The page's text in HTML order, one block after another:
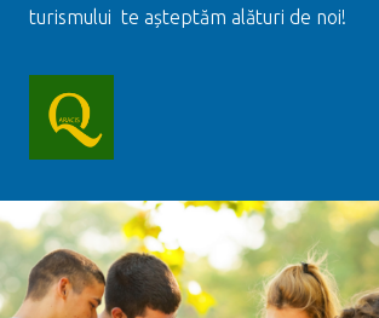
turismului te așteptăm alături de noi!